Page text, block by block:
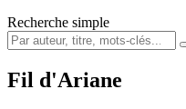
Recherche simple
Fil d'Ariane